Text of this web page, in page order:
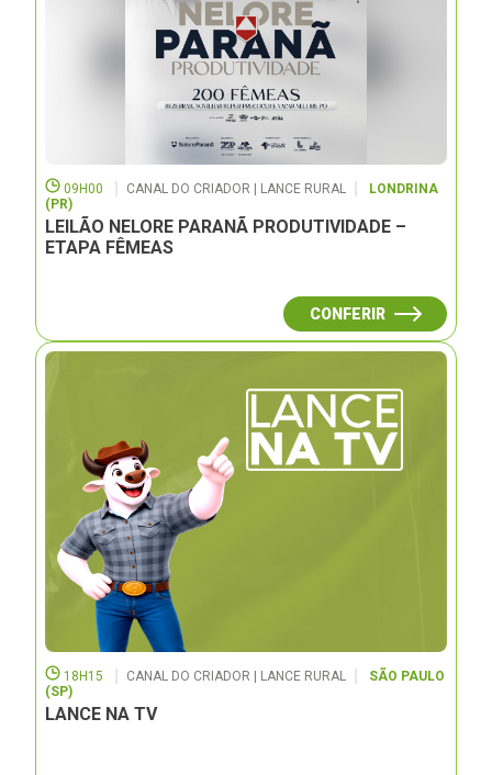
09H00 CANAL DO CRIADOR | LANCE RURAL
LONDRINA
(PR)
LEILÃO NELORE PARANÃ PRODUTIVIDADE –
ETAPA FÊMEAS
CONFERIR
18H15 CANAL DO CRIADOR | LANCE RURAL
SÃO PAULO
(SP)
LANCE NA TV